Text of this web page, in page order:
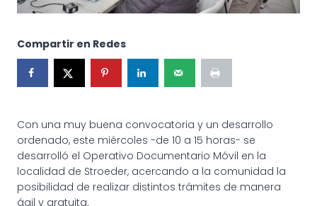
Compartir en Redes
Con una muy buena convocatoria y un desarrollo
ordenado, este miércoles -de 10 a 15 horas- se
desarrolló el Operativo Documentario Móvil en la
localidad de Stroeder, acercando a la comunidad la
posibilidad de realizar distintos trámites de manera
ágil y gratuita.